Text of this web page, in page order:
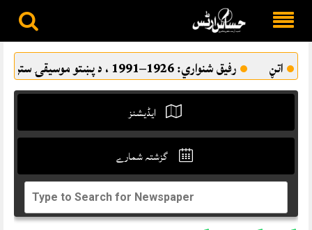
to
content
رفيق شنواري: 1926–1991 ، د پښتو موسيقۍ ستره اثاثه
ایڈیشنز
گزشتہ شمارے